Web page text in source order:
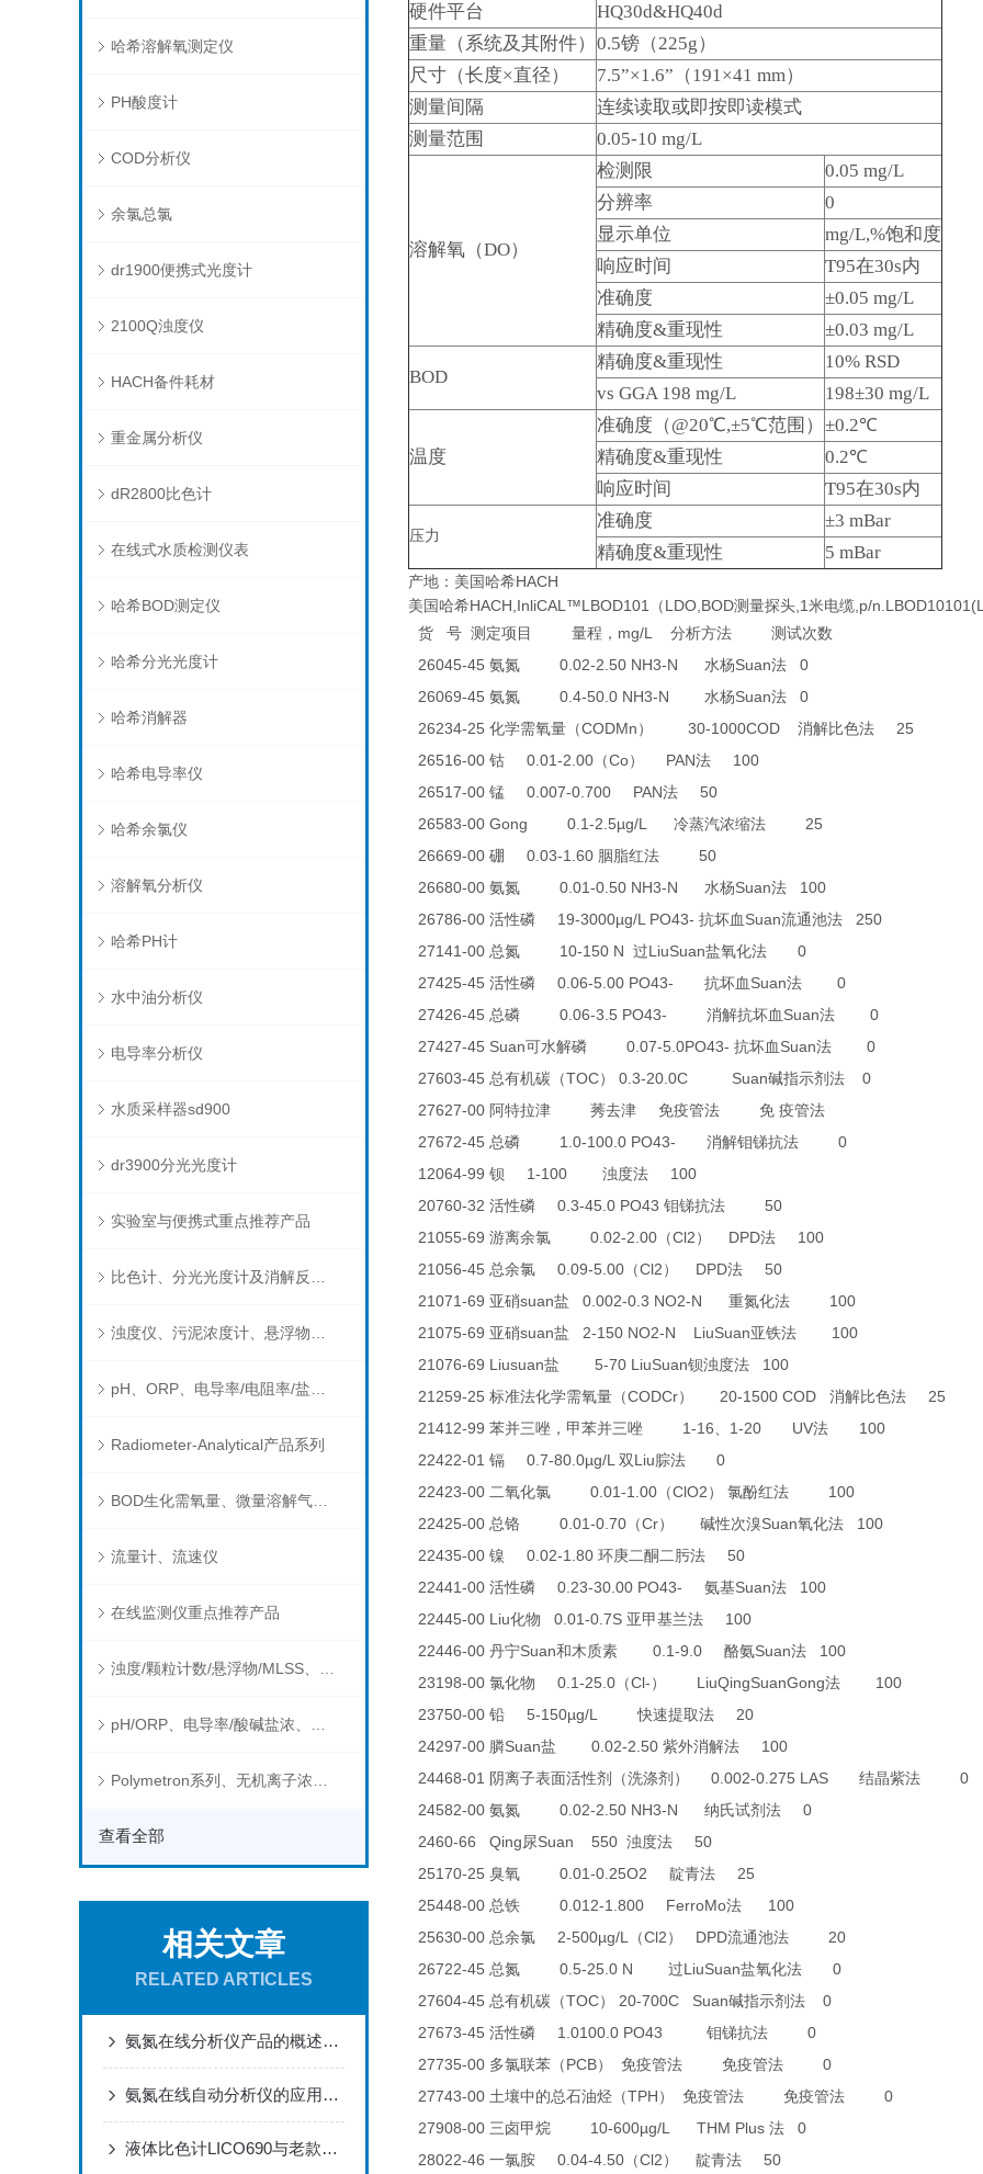
哈希溶解氧测定仪
PH酸度计
COD分析仪
余氯总氯
dr1900便携式光度计
2100Q浊度仪
HACH备件耗材
重金属分析仪
dR2800比色计
在线式水质检测仪表
哈希BOD测定仪
哈希分光光度计
哈希消解器
哈希电导率仪
哈希余氯仪
溶解氧分析仪
哈希PH计
水中油分析仪
电导率分析仪
水质采样器sd900
dr3900分光光度计
实验室与便携式重点推荐产品
Radiometer-Analytical产品系列
BOD生化需氧量、微量溶解气体和现场水质测试组件以及其他分析仪
流量计、流速仪
在线监测仪重点推荐产品
查看全部
相关文章
RELATED ARTICLES
氨氮在线分析仪产品的概述及性能
氨氮在线自动分析仪的应用领域和基本原理
液体比色计LICO690与老款比色计LICO500的区别
硬件平台
HQ30d&HQ40d
重量（系统及其附件） 0.5镑（225g）
尺寸（长度×直径）
7.5”×1.6”（191×41 mm）
测量间隔
连续读取或即按即读模式
测量范围
0.05-10 mg/L
溶解氧（DO）
检测限
0.05 mg/L
分辨率
0
显示单位
mg/L,%饱和度
响应时间
T95在30s内
准确度
±0.05 mg/L
精确度&重现性
±0.03 mg/L
BOD
精确度&重现性
10% RSD
vs GGA 198 mg/L
198±30 mg/L
温度
准确度（@20℃,±5℃范围） ±0.2℃
精确度&重现性
0.2℃
响应时间
T95在30s内
压力
准确度
±3 mBar
精确度&重现性
5 mBar
产地：美国哈希HACH
美国哈希HACH,InliCAL™LBOD101（LDO,BOD测量探头,1米电缆,p/
货 号 测定项目 量程， mg/L 分析方法 测试次数
26045-45 氨氮 0.02-2.50 NH3-N 水杨Suan法 0
26069-45 氨氮 0.4-50.0 NH3-N 水杨Suan法 0
26234-25 化学需氧量（CODMn ） 30-1000COD 消解比色法 25
26516-00 钴 0.01-2.00 （Co） PAN法 100
26517-00 锰 0.007-0.700 PAN法 50
26583-00 Gong 0.1-2.5µg/L 冷蒸汽浓缩法 25
26669-00 硼 0.03-1.60 胭脂红法 50
26680-00 氨氮 0.01-0.50 NH3-N 水杨Suan法 100
26786-00 活性磷 19-3000µg/L PO43- 抗坏血 Suan流通池法 250
27141-00 总氮 10-150 N 过LiuSuan盐氧化法 0
27425-45 活性磷 0.06-5.00 PO43- 抗坏血 Suan法 0
27426-45 总磷 0.06-3.5 PO43- 消解抗坏血 Suan法 0
27427-45 Suan可水解磷 0.07-5.0PO43- 抗坏血 Suan法 0
27603-45 总有机碳（TOC） 0.3-20.0C Suan碱指示剂法 0
27627-00 阿特拉津 莠去津 免疫管法 免 疫管法
27672-45 总磷 1.0-100.0 PO43- 消解钼锑抗法 0
12064-99 钡 1-100 浊度法 100
20760-32 活性磷 0.3-45.0 PO43 钼锑抗法 50
21055-69 游离余氯 0.02-2.00 （Cl2 ） DPD法 100
21056-45 总余氯 0.09-5.00 （Cl2 ） DPD法 50
21071-69 亚硝suan盐 0.002-0.3 NO2-N 重氮化法 100
21075-69 亚硝suan盐 2-150 NO2-N LiuSuan亚铁法 100
21076-69 Liusuan盐 5-70 LiuSuan钡浊度法 100
21259-25 标准法化学需氧量（CODCr） 20-1500 COD 消解比色法 25
21412-99 苯并三唑，甲苯并三唑 1-16、 1-20 UV法 100
22422-01 镉 0.7-80.0µg/L 双 Liu腙法 0
22423-00 二氧化氯 0.01-1.00 （ClO2 ） 氯酚红法 100
22425-00 总铬 0.01-0.70 （Cr） 碱性次溴Suan氧化法 100
22435-00 镍 0.02-1.80 环庚二酮二肟法 50
22441-00 活性磷 0.23-30.00 PO43- 氨基Suan法 100
22445-00 Liu化物 0.01-0.7S 亚甲基兰法 100
22446-00 丹宁Suan和木质素 0.1-9.0 酪氨Suan法 100
23198-00 氯化物 0.1-25.0 （Cl- ） LiuQingSuanGong法 100
23750-00 铅 5-150µg/L快速提取法 20
24297-00 膦Suan盐 0.02-2.50 紫外消解法 100
24468-01
阴离子表面活性剂（洗涤剂） 0.002-0.275 LAS 结晶紫法 0
24582-00 氨氮 0.02-2.50 NH3-N 纳氏试剂法 0
2460-66 Qing尿Suan 550 浊度法 50
25170-25 臭氧 0.01-0.25O2 靛青法 25
25448-00 总铁 0.012-1.800 FerroMo法 100
25630-00 总余氯 2-500µg/L （Cl2 ） DPD流通池法 20
26722-45 总氮 0.5-25.0 N 过LiuSuan盐氧化法 0
27604-45 总有机碳（TOC） 20-700C Suan碱指示剂法 0
27673-45 活性磷 1.0100.0 PO43 钼锑抗法 0
27735-00 多氯联苯（ PCB） 免疫管法 免疫管法 0
27743-00 土壤中的总石油烃（TPH ） 免疫管法 免疫管法 0
27908-00 三卤甲烷 10-600µg/L THM Plus 法 0
28022-46 一氯胺 0.04-4.50 （Cl2 ） 靛青法 50